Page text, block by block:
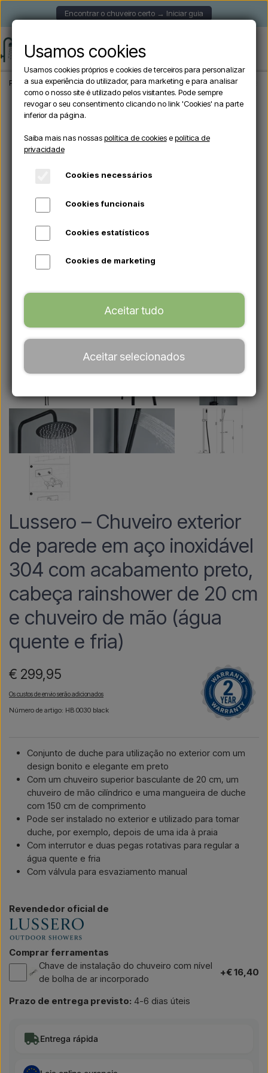
Encontrar o chuveiro certo → Iniciar guia
Página inicial Chuveiros de jardim Chuveiros exteriores de parede
Lussero – Chuveiro exterior
de parede em aço inoxidável
304 com acabamento preto,
cabeça rainshower de 20 cm
e chuveiro de mão (água
quente e fria)
€ 299,95
Os custos de envio serão adicionados
Número de artigo: HB 0030 black
Conjunto de duche para utilização no exterior com um
design bonito e elegante em preto
Com um chuveiro superior basculante de 20 cm, um
chuveiro de mão cilíndrico e uma mangueira de duche
com 150 cm de comprimento
Pode ser instalado no exterior e utilizado para tomar
duche, por exemplo, depois de uma ida à praia
Com interrutor e duas pegas rotativas para regular a
água quente e fria
Com válvula para esvaziamento manual
Revendedor oficial de
Comprar ferramentas
Chave de instalação do chuveiro com nível
de bolha de ar incorporado
+€ 16,40
Prazo de entrega previsto: 4-6 dias úteis
Entrega rápida
Usamos cookies
Usamos cookies próprios e cookies de terceiros para personalizar
a sua experiência do utilizador, para marketing e para analisar
como o nosso site é utilizado pelos visitantes. Pode sempre
revogar o seu consentimento clicando no link 'Cookies' na parte
inferior da página.
Saiba mais nas nossaspolítica de cookiesepolítica de
privacidade
Cookies necessários
Cookies funcionais
Cookies estatísticos
Cookies de marketing
Aceitar tudo
Aceitar selecionados